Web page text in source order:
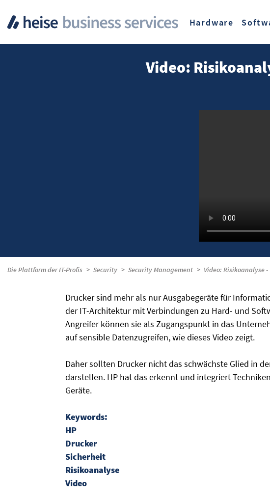
Hardware
Video:
Die Plattform der IT-Profis Security Security Management Video: Risikoanalyse
Drucker sind mehr als nur Ausgabegeräte für
der IT-Architektur mit Verbindungen zu Hard- und
Angreifer können sie als Zugangspunkt in das
auf sensible Datenzugreifen, wie dieses Video zeigt.
Daher sollten Drucker nicht das schwächste Glied in
darstellen. HP hat das erkennt und integriert
Geräte.
Keywords:
HP
Drucker
Sicherheit
Risikoanalyse
Video